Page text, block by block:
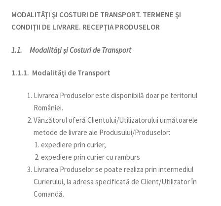
Igienă publică
Casa și grădina
Sere și solarii
copil
MODALITĂŢI ŞI COSTURI DE TRANSPORT. TERMENE ŞI
CONDIŢII DE LIVRARE. RECEPŢIA PRODUSELOR
1.1. Modalităţi şi Costuri de Transport
1.1.1. Modalităţi de Transport
Livrarea Produselor este disponibilă doar pe teritoriul
României.
Vânzătorul oferă Clientului/Utilizatorului următoarele
metode de livrare ale Produsului/Produselor:
expediere prin curier,
expediere prin curier cu ramburs
Livrarea Produselor se poate realiza prin intermediul
Curierului, la adresa specificată de Client/Utilizator în
Comandă.